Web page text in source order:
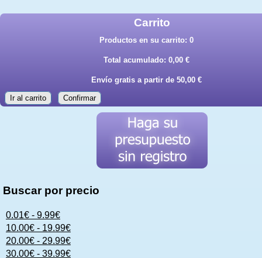
Carrito
Productos en su carrito: 0
Total acumulado: 0,00 €
Envío gratis a partir de 50,00 €
Ir al carrito Confirmar
Buscar por precio
0.01€ - 9.99€
10.00€ - 19.99€
20.00€ - 29.99€
30.00€ - 39.99€